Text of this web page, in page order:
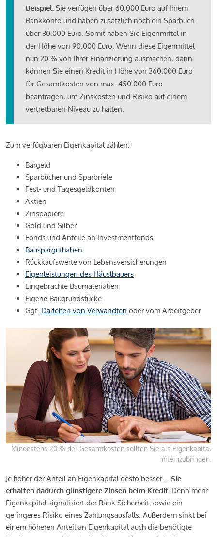
Beispiel: Sie verfügen über 60.000 Euro auf Ihrem
Bankkonto und haben zusätzlich noch ein Sparbuch
über 30.000 Euro. Somit haben Sie Eigenmittel in
der Höhe von 90.000 Euro. Wenn diese Eigenmittel
nun 20 % von Ihrer Finanzierung ausmachen, dann
können Sie einen Kredit in Höhe von 360.000 Euro
für Gesamtkosten von max. 450.000 Euro
beantragen, um Zinskosten und Risiko auf einem
vertretbaren Niveau zu halten.
Zum verfügbaren Eigenkapital zählen:
Bargeld
Sparbücher und Sparbriefe
Fest- und Tagesgeldkonten
Aktien
Zinspapiere
Gold und Silber
Fonds und Anteile an Investmentfonds
Bausparguthaben
Rückkaufswerte von Lebensversicherungen
Eigenleistungen des Häuslbauers
Eingebrachte Baumaterialien
Eigene Baugrundstücke
Ggf. Darlehen von Verwandten oder vom Arbeitgeber
Mindestens 20 % der Gesamtkosten sollten Sie als Eigenkapital
miteinzubringen.
Je höher der Anteil an Eigenkapital desto besser – Sie
erhalten dadurch günstigere Zinsen beim Kredit. Denn mehr
Eigenkapital signalisiert der Bank Sicherheit sowie ein
geringeres Risiko eines Zahlungsausfalls. Außerdem sinkt bei
einem höheren Anteil an Eigenkapital auch die benötigte